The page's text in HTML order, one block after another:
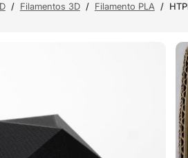
/ Filamentos 3D / Filamento PLA /